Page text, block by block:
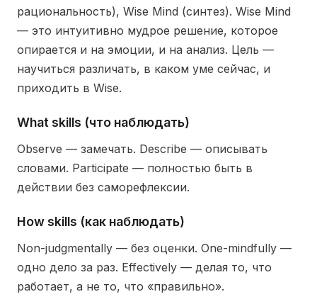
рациональность), Wise Mind (синтез). Wise Mind
— это интуитивно мудрое решение, которое
опирается и на эмоции, и на анализ. Цель —
научиться различать, в каком уме сейчас, и
приходить в Wise.
What skills (что наблюдать)
Observe — замечать. Describe — описывать
словами. Participate — полностью быть в
действии без саморефлексии.
How skills (как наблюдать)
Non-judgmentally — без оценки. One-mindfully —
одно дело за раз. Effectively — делая то, что
работает, а не то, что «правильно».